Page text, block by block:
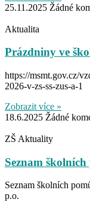
25.11.2025 Žádné
Aktualita
Prázdniny ve
https://msmt.gov.cz/
2026-v-zs-ss-zus-a-1
Zobrazit více »
18.6.2025 Žádné
ZŠ Aktuality
Seznam
Seznam školních
p.o.